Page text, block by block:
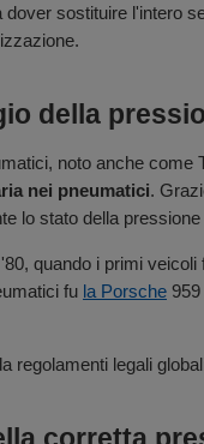
sostituire l'intero
della
noto anche
nei pneumatici.
lo stato della
quando i primi
fu la Porsche
regolamenti legali